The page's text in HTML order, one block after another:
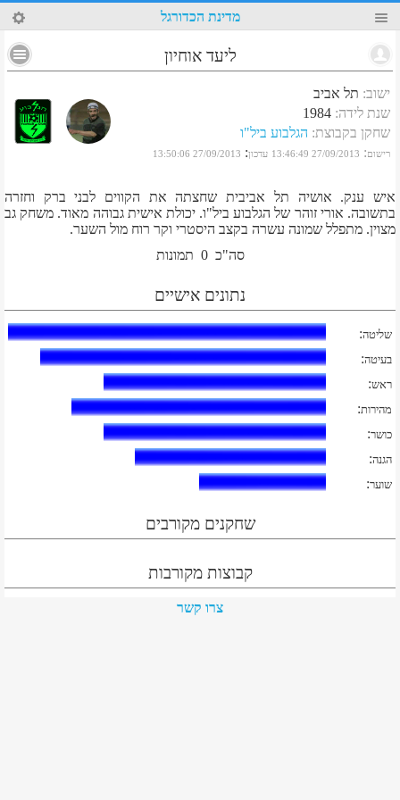
77 מדינת הכדורגל
ליעד אוחיון
ישוב: תל אביב
שנת לידה:
1984
שחקן בקבוצת: הגלבוע ביל"ו
רישום:
27/09/2013 13:46:49 עדכון:
27/09/2013 13:50:06
איש ענק. אושיה תל אביבית שחצתה את הקווים לבני ברק וחזרה
בתשובה. אורי זוהר של הגלבוע ביל"ו. יכולת אישית גבוהה מאוד. משחק גב
מצוין. מתפלל שמונה עשרה בקצב היסטרי וקר רוח מול השער.
סה"כ 0 תמונות
נתונים אישיים
שליטה:
בעיטה:
ראש:
מהירות:
כושר:
הגנה:
שוער:
שחקנים מקורבים
קבוצות מקורבות
צרו קשר